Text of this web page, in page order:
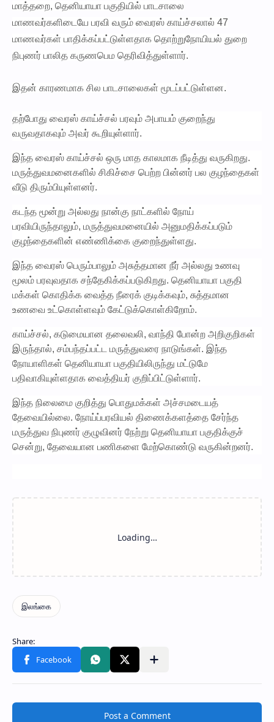
மாத்தறை, தெனியாயா பகுதியில் பாடசாலை
மாணவர்களிடையே பரவி வரும் வைரஸ் காய்ச்சலால் 47
மாணவர்கள் பாதிக்கப்பட்டுள்ளதாக தொற்றுநோயியல் துறை
நிபுணர் பாலித கருணபெம தெரிவித்துள்ளார்.
இதன் காரணமாக சில பாடசாலைகள் மூடப்பட்டுள்ளன.
தற்போது வைரஸ் காய்ச்சல் பரவும் அபாயம் குறைந்து
வருவதாகவும் அவர் கூறியுள்ளார்.
இந்த வைரஸ் காய்ச்சல் ஒரு மாத காலமாக நீடித்து வருகிறது.
மருத்துவமனைகளில் சிகிச்சை பெற்ற பின்னர் பல குழந்தைகள்
வீடு திரும்பியுள்ளனர்.
கடந்த மூன்று அல்லது நான்கு நாட்களில் நோய்
பரவியிருந்தாலும், மருத்துவமனையில் அனுமதிக்கப்படும்
குழந்தைகளின் எண்ணிக்கை குறைந்துள்ளது.
இந்த வைரஸ் பெரும்பாலும் அசுத்தமான நீர் அல்லது உணவு
மூலம் பரவுவதாக சந்தேகிக்கப்படுகிறது. தெனியாயா பகுதி
மக்கள் கொதிக்க வைத்த நீரைக் குடிக்கவும், சுத்தமான
உணவை உட்கொள்ளவும் கேட்டுக்கொள்கிறோம்.
காய்ச்சல், கடுமையான தலைவலி, வாந்தி போன்ற அறிகுறிகள்
இருந்தால், சம்பந்தப்பட்ட மருத்துவரை நாடுங்கள். இந்த
நோயாளிகள் தெனியாயா பகுதியிலிருந்து மட்டுமே
பதிவாகியுள்ளதாக வைத்தியர் குறிப்பிட்டுள்ளார்.
இந்த நிலைமை குறித்து பொதுமக்கள் அச்சமடையத்
தேவையில்லை. நோய்ப்பரவியல் திணைக்களத்தை சேர்ந்த
மருத்துவ நிபுணர் குழுவினர் நேற்று தெனியாயா பகுதிக்குச்
சென்று, தேவையான பணிகளை மேற்கொண்டு வருகின்றனர்.
Post a Comment